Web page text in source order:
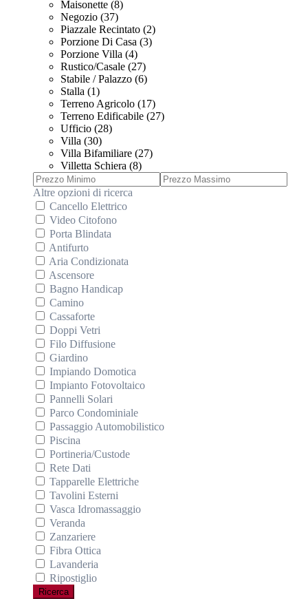
Maisonette (8)
Negozio (37)
Piazzale Recintato (2)
Porzione Di Casa (3)
Porzione Villa (4)
Rustico/Casale (27)
Stabile / Palazzo (6)
Stalla (1)
Terreno Agricolo (17)
Terreno Edificabile (27)
Ufficio (28)
Villa (30)
Villa Bifamiliare (27)
Villetta Schiera (8)
Altre opzioni di ricerca
Cancello Elettrico
Video Citofono
Porta Blindata
Antifurto
Aria Condizionata
Ascensore
Bagno Handicap
Camino
Cassaforte
Doppi Vetri
Filo Diffusione
Giardino
Impiando Domotica
Impianto Fotovoltaico
Pannelli Solari
Parco Condominiale
Passaggio Automobilistico
Piscina
Portineria/Custode
Rete Dati
Tapparelle Elettriche
Tavolini Esterni
Vasca Idromassaggio
Veranda
Zanzariere
Fibra Ottica
Lavanderia
Ripostiglio
Ricerca